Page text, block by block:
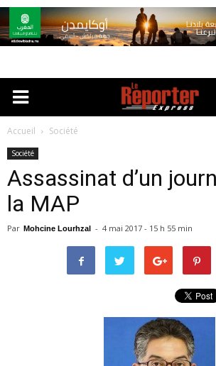
Accueil Société
Société
Assassinat d’un
la MAP
Par Mohcine Lourhzal - 4 mai 2017 - 15 h 55 min